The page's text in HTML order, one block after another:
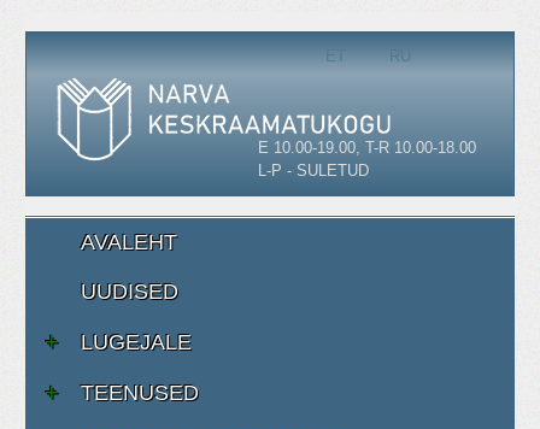
ET RU
E 10.00-19.00, T-R 10.00-18.00
L-P - SULETUD
AVALEHT
UUDISED
LUGEJALE
TEENUSED